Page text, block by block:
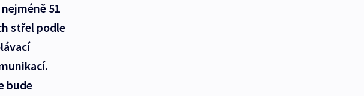
51
střel podle
bude